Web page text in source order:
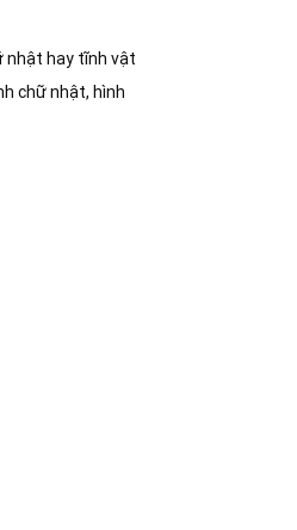
nhật hay tĩnh vật
chữ nhật, hình